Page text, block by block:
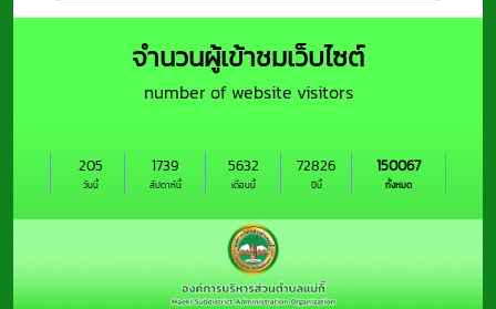
กำลังกาย อารมณ์)
จำนวนผู้เข้าชมเว็บไซต์
number of website visitors
วันนี้
205
สัปดาห์นี้
1739
เดือนนี้
5632
ปีนี้
72826
ทั้งหมด
150067